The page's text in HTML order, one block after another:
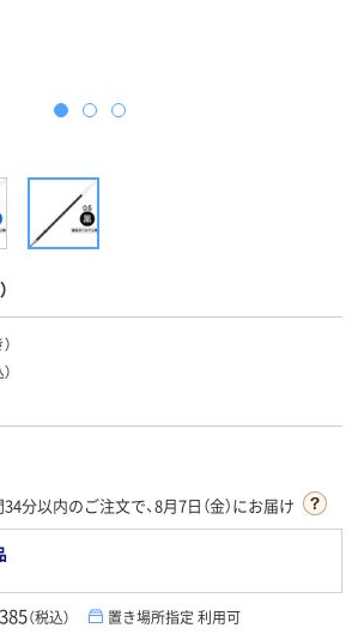
34分以内のご注文で、8月7日（金）にお届け
（税込） 置き場所指定 利用可